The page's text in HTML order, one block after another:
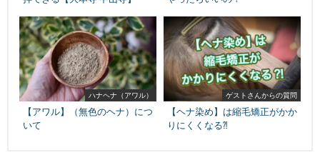
ハナヘナ（アワル）
【アワル】（無色のヘナ）につ
いて
ゲストさんからの質問
【ヘナ染め】は縮毛矯正がかか
りにくくなる⁈